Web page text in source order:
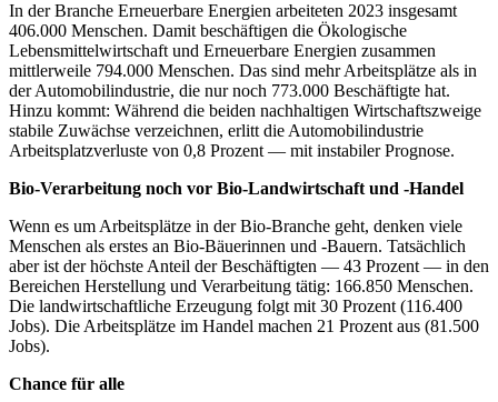
In der Branche Erneuerbare Energien arbeiteten 2023 insgesamt
406.000 Menschen. Damit beschäftigen die Ökologische
Lebensmittelwirtschaft und Erneuerbare Energien zusammen
mittlerweile 794.000 Menschen. Das sind mehr Arbeitsplätze als in
der Automobilindustrie, die nur noch 773.000 Beschäftigte hat.
Hinzu kommt: Während die beiden nachhaltigen Wirtschaftszweige
stabile Zuwächse verzeichnen, erlitt die Automobilindustrie
Arbeitsplatzverluste von 0,8 Prozent — mit instabiler Prognose.
Bio-Verarbeitung noch vor Bio-Landwirtschaft und -Handel
Wenn es um Arbeitsplätze in der Bio-Branche geht, denken viele
Menschen als erstes an Bio-Bäuerinnen und -Bauern. Tatsächlich
aber ist der höchste Anteil der Beschäftigten — 43 Prozent — in den
Bereichen Herstellung und Verarbeitung tätig: 166.850 Menschen.
Die landwirtschaftliche Erzeugung folgt mit 30 Prozent (116.400
Jobs). Die Arbeitsplätze im Handel machen 21 Prozent aus (81.500
Jobs).
Chance für alle